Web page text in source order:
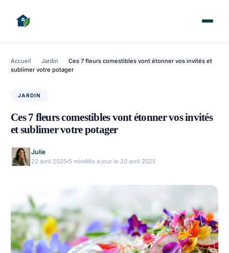
Accueil / Jardin /
Ces 7 fleurs comestibles vont étonner vos invités et
sublimer votre potager
JARDIN
Ces 7 fleurs comestibles vont étonner vos invités
et sublimer votre potager
Julie
22 avril 2025 5 min Mis a jour le 20 avril 2025